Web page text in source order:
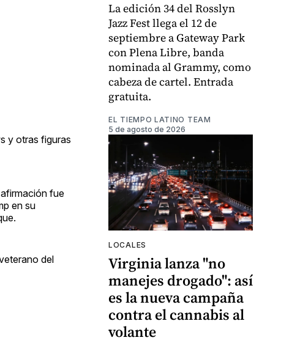
y otras figuras
fue
en su
del
La edición 34 del Rosslyn
Jazz Fest llega el 12 de
septiembre a Gateway Park
con Plena Libre, banda
nominada al Grammy, como
cabeza de cartel. Entrada
gratuita.
EL TIEMPO LATINO TEAM
5 de agosto de 2026
LOCALES
Virginia lanza "no
manejes drogado": así
es la nueva campaña
contra el cannabis al
volante